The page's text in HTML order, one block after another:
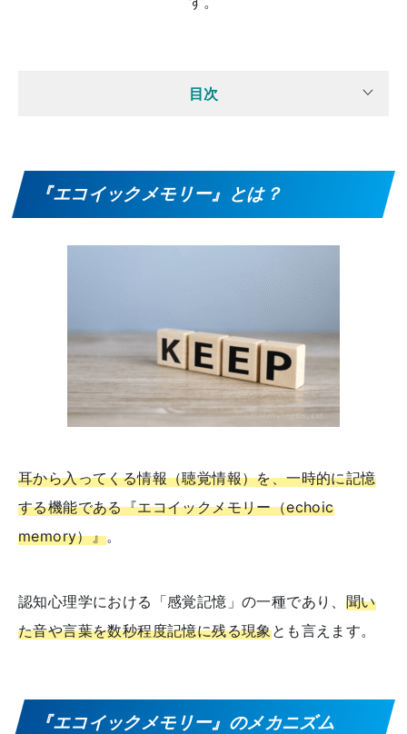
目次
『エコイックメモリー』とは？
耳から入ってくる情報（聴覚情報）を、一時的に記憶
する機能である『エコイックメモリー（echoic
memory）』。
認知心理学における「感覚記憶」の一種であり、 聞い
た音や言葉を数秒程度記憶に残る現象とも言えます。
『エコイックメモリー』のメカニズム